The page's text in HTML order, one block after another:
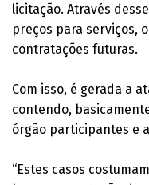
licitação. Através
preços para serviços,
contratações futuras.
Com isso, é gerada a
contendo,
órgão participantes e
“Estes casos